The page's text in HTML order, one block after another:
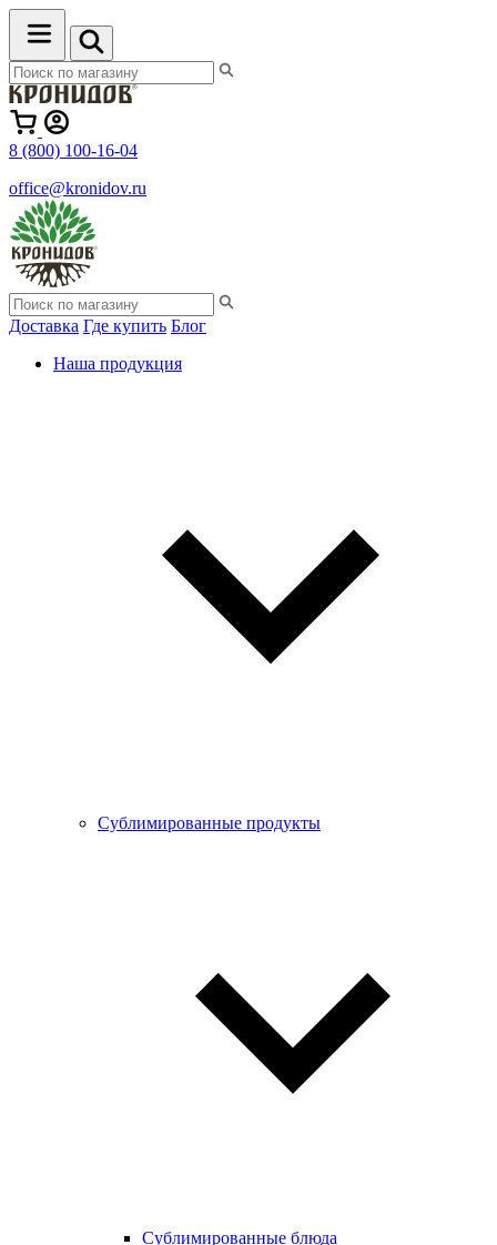
8 (800) 100-16-04
office@kronidov.ru
Доставка Где купить Блог
Наша продукция
Сублимированные продукты
Сублимированные блюда